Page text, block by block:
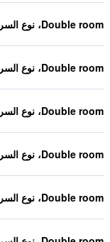
Double room، نوع السرير غير معروف
Double room، نوع السرير غير معروف
Double room، نوع السرير غير معروف
Double room، نوع السرير غير معروف
Double room، نوع السرير غير معروف